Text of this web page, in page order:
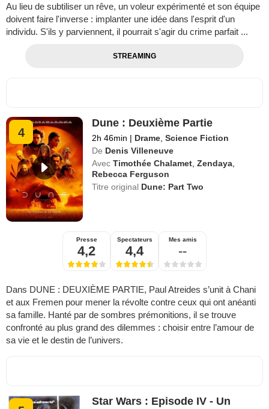
Au lieu de subtiliser un rêve, un voleur expérimenté et son équipe
doivent faire l'inverse : implanter une idée dans l'esprit d'un
individu. S'ils y parviennent, il pourrait s'agir du crime parfait ...
STREAMING
4
Dune : Deuxième Partie
2h 46min | Drame ,Science Fiction
De Denis Villeneuve
Avec Timothée Chalamet ,Zendaya
Rebecca Ferguson
Titre original Dune: Part Two
Presse
4,2
Spectateurs
4,4
Mes amis
--
Dans DUNE : DEUXIÈME PARTIE, Paul Atreides s’unit à Chani
et aux Fremen pour mener la révolte contre ceux qui ont anéanti
sa famille. Hanté par de sombres prémonitions, il se trouve
confronté au plus grand des dilemmes : choisir entre l’amour de
sa vie et le destin de l’univers.
Star Wars : Episode IV - Un